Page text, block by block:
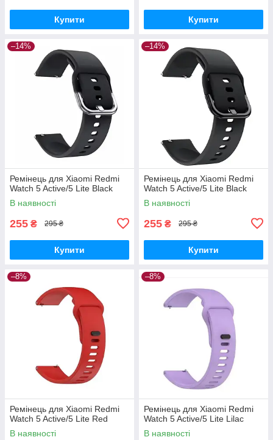
Купити Купити
–14%
Ремінець для Xiaomi Redmi
Watch 5 Active/5 Lite Black
В наявності
255 ₴ 295 ₴
Купити
–14%
Ремінець для Xiaomi Redmi
Watch 5 Active/5 Lite Black
В наявності
255 ₴ 295 ₴
Купити
–8%
Ремінець для Xiaomi Redmi
Watch 5 Active/5 Lite Red
В наявності
–8%
Ремінець для Xiaomi Redmi
Watch 5 Active/5 Lite Lilac
В наявності